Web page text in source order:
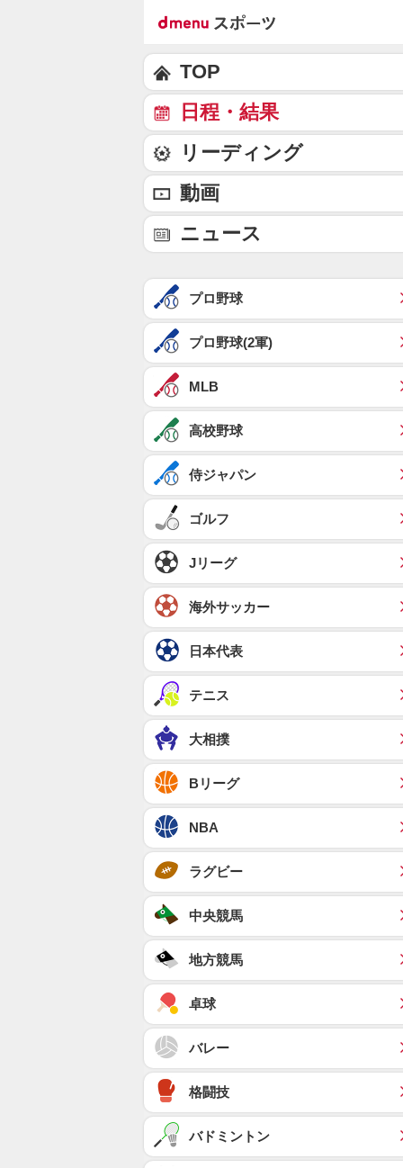
TOP
日程・結果
リーディング
動画
ニュース
プロ野球
プロ野球(2軍)
MLB
高校野球
侍ジャパン
ゴルフ
Jリーグ
海外サッカー
日本代表
テニス
大相撲
Bリーグ
NBA
ラグビー
中央競馬
地方競馬
卓球
バレー
格闘技
バドミントン